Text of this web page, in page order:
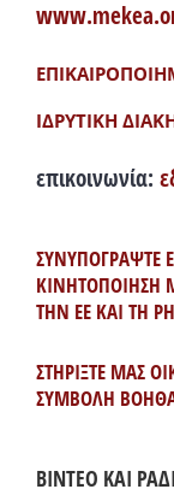
ΙΔΡΥΤΙΚΗ
επικοινωνία:
ΣΥΝΥΠΟΓΡΑΨΤΕ
ΚΙΝΗΤΟΠΟΙΗΣΗ
ΤΗΝ ΕΕ ΚΑΙ ΤΗ
ΣΤΗΡΙΞΤΕ ΜΑΣ
ΣΥΜΒΟΛΗ
ΒΙΝΤΕΟ ΚΑΙ